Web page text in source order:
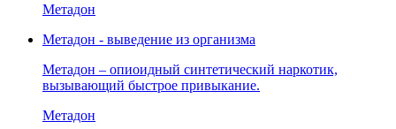
Метадон
Метадон - выведение из организма
Метадон – опиоидный синтетический наркотик,
вызывающий быстрое привыкание.
Метадон